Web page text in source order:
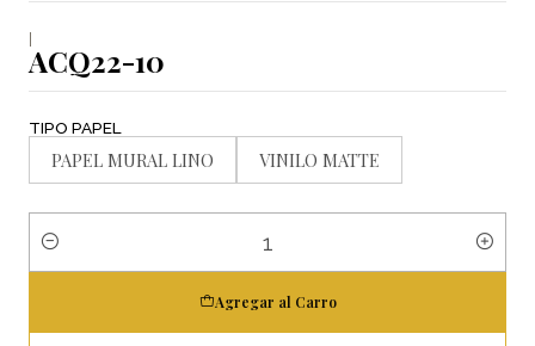
|
ACQ22-10
TIPO PAPEL
PAPEL MURAL LINO VINILO MATTE
Cantidad
Agregar al Carro